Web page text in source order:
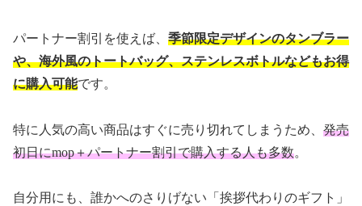
パートナー割引を使えば、 季節限定デザインのタンブラー
や、海外風のトートバッグ、ステンレスボトルなどもお得
に購入可能です。
特に人気の高い商品はすぐに売り切れてしまうため、 発売
初日にmop＋パートナー割引で購入する人も多数。
自分用にも、誰かへのさりげない「挨拶代わりのギフト」